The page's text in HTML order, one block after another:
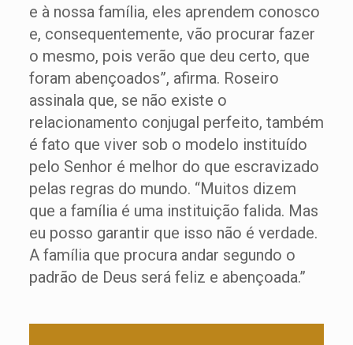
e à nossa família, eles aprendem conosco
e, consequentemente, vão procurar fazer
o mesmo, pois verão que deu certo, que
foram abençoados”, afirma. Roseiro
assinala que, se não existe o
relacionamento conjugal perfeito, também
é fato que viver sob o modelo instituído
pelo Senhor é melhor do que escravizado
pelas regras do mundo. “Muitos dizem
que a família é uma instituição falida. Mas
eu posso garantir que isso não é verdade.
A família que procura andar segundo o
padrão de Deus será feliz e abençoada.”